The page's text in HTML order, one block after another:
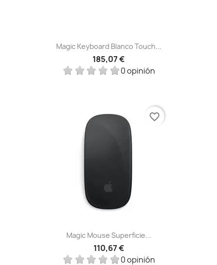
Magic Keyboard Blanco Touch...
185,07 €
0 opinión
Magic Mouse Superficie...
110,67 €
0 opinión
favorite_border